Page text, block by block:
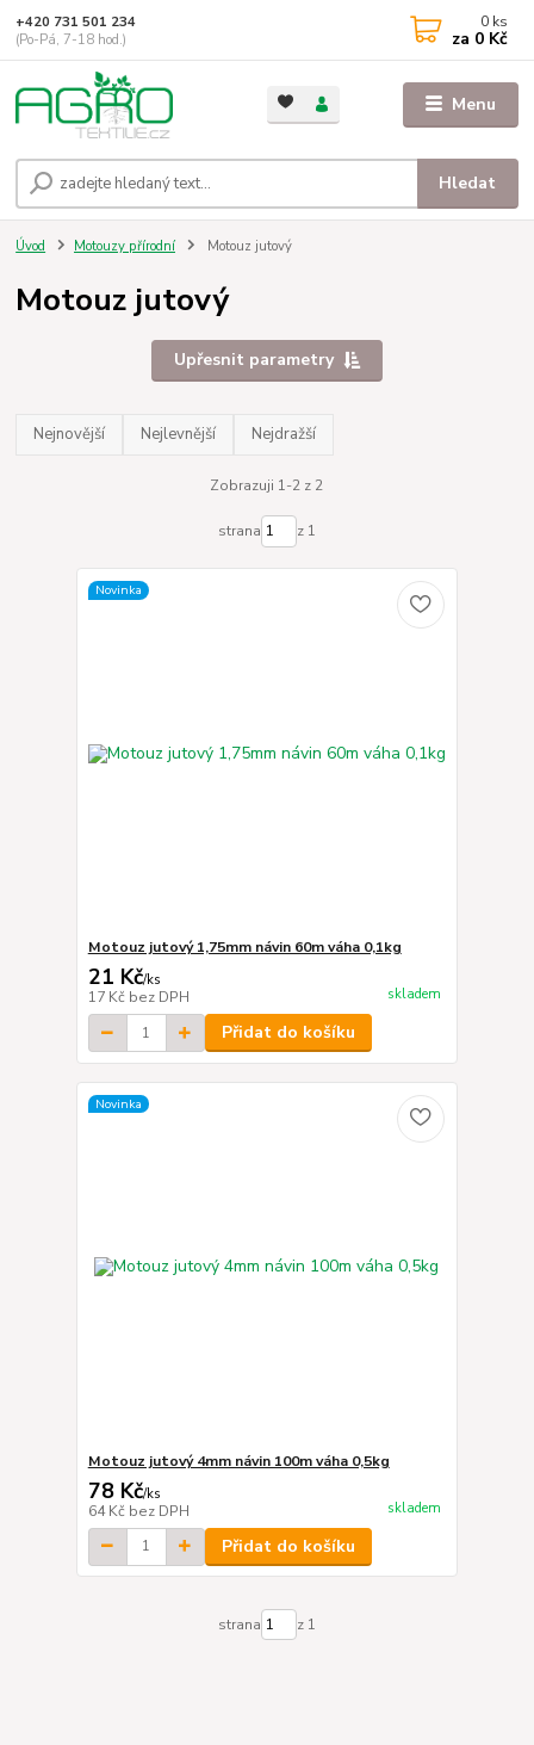
Menu
Hledat
+420 731 501 234
(Po-Pá, 7-18 hod.)
0 ks
za 0 Kč
Úvod Motouzy přírodní Motouz jutový
Motouz jutový
Upřesnit parametry
Nejnovější Nejlevnější Nejdražší
Zobrazuji 1-2 z 2
strana z 1
Novinka
Motouz jutový 1,75mm návin 60m váha 0,1kg
21 Kč/ks
17 Kč bez DPH skladem
Přidat do košíku
Novinka
Motouz jutový 4mm návin 100m váha 0,5kg
78 Kč/ks
64 Kč bez DPH skladem
Přidat do košíku
strana z 1